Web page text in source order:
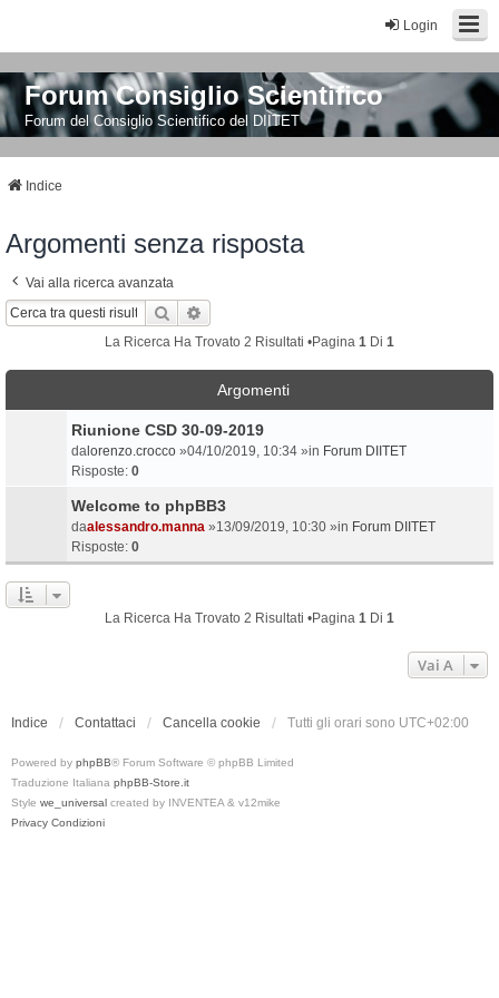
Login
Forum Consiglio Scientifico
Forum del Consiglio Scientifico del DIITET
Indice
Argomenti senza risposta
Vai alla ricerca avanzata
Cerca
La Ricerca Ha Trovato 2 Risultati •Pagina 1 Di 1
Argomenti
Riunione CSD 30-09-2019
da lorenzo.crocco »04/10/2019, 10:34 »in Forum DIITET
Risposte: 0
Welcome to phpBB3
daalessandro.manna »13/09/2019, 10:30 »in Forum DIITET
Risposte: 0
La Ricerca Ha Trovato 2 Risultati •Pagina 1 Di 1
Vai A
Indice Contattaci Cancella cookie Tutti gli orari sono UTC+02:00
Powered by phpBB® Forum Software © phpBB Limited
Traduzione Italiana phpBB-Store.it
Style we_universal created by INVENTEA & v12mike
Privacy Condizioni